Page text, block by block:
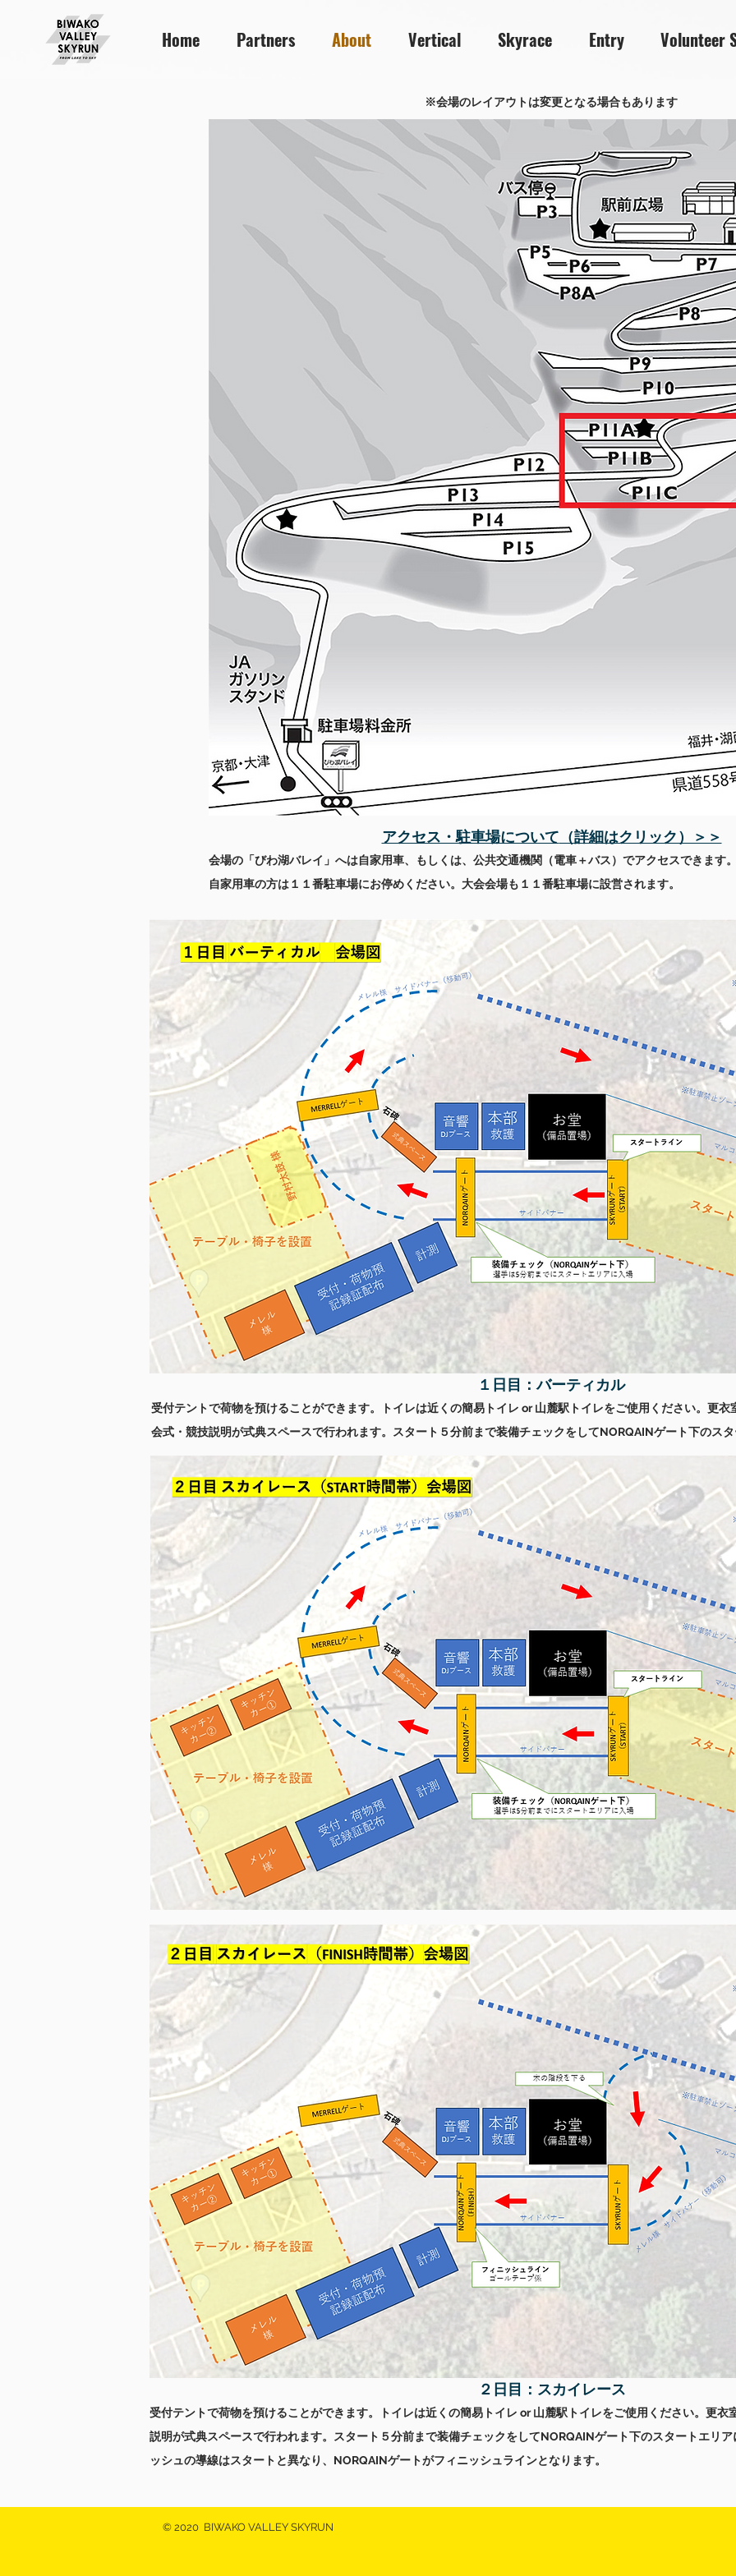
Home Partners About Vertical Skyrace Entry Volunteer
※会場のレイアウトは変更となる場合もあります
​アクセス・駐車場について （詳細はクリック）＞＞
​会場の「びわ湖バレイ」へは自家用車、もしくは、公共交通機関（電車＋バス）でアクセスできます
自家用車の方は１１番駐車場にお停めください。 ​大会会場も１１番駐車場に設営されます。
​１日目：バーティカル
​受付テントで荷物を預けることができます。トイレは近くの簡易トイレ or 山麓駅トイレをご使用ください。更衣
会式・競技説明が式典スペースで行われます。スタート５分前まで装備チェックをしてNORQAINゲート下のス
​２日目：スカイレース
​受付テントで荷物を預けることができます。トイレは近くの簡易トイレ or 山麓駅トイレをご使用ください。更衣
説明が式典スペースで行われます。スタート５分前まで装備チェックをしてNORQAINゲート下のスタートエリ
ッシュの導線はスタートと異なり、NORQAINゲートがフィニッシュラインとなります。
© 2020 BIWAKO VALLEY SKYRUN